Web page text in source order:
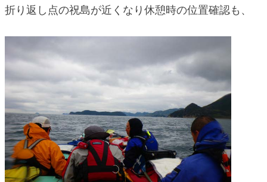
折り返し点の祝島が近くなり休憩時の位置確認も、